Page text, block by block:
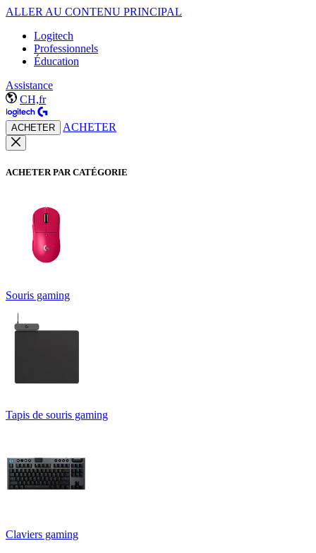
ALLER AU CONTENU PRINCIPAL
Logitech
Professionnels
Éducation
Assistance
CH,fr
ACHETER ACHETER
ACHETER PAR CATÉGORIE
Souris gaming
Tapis de souris gaming
Claviers gaming